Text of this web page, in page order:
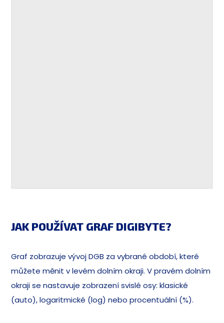
JAK POUŽÍVAT GRAF DIGIBYTE?
Graf zobrazuje vývoj DGB za vybrané období, které
můžete měnit v levém dolním okraji. V pravém dolním
okraji se nastavuje zobrazení svislé osy: klasické
(auto), logaritmické (log) nebo procentuální (%).